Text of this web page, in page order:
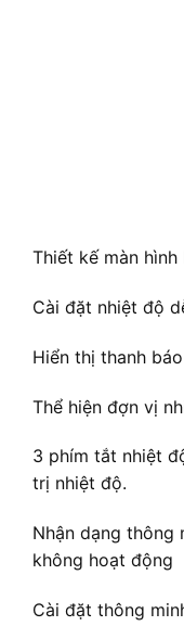
Thiết kế màn
Cài đặt nhiệt độ
Hiển thị thanh
Thể hiện đợn vị
3 phím tắt nhiệt
trị nhiệt độ.
Nhận dạng thông
không hoạt động
Cài đặt thông